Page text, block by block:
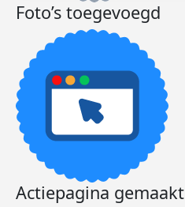
Foto’s toegevoegd
Actiepagina gemaakt